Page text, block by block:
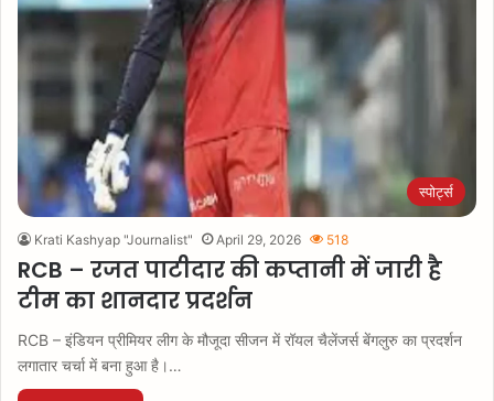
स्पोर्ट्स
Krati Kashyap "Journalist" April 29, 2026 518
RCB – रजत पाटीदार की कप्तानी में जारी है
टीम का शानदार प्रदर्शन
RCB – इंडियन प्रीमियर लीग के मौजूदा सीजन में रॉयल चैलेंजर्स बेंगलुरु का प्रदर्शन
लगातार चर्चा में बना हुआ है।…